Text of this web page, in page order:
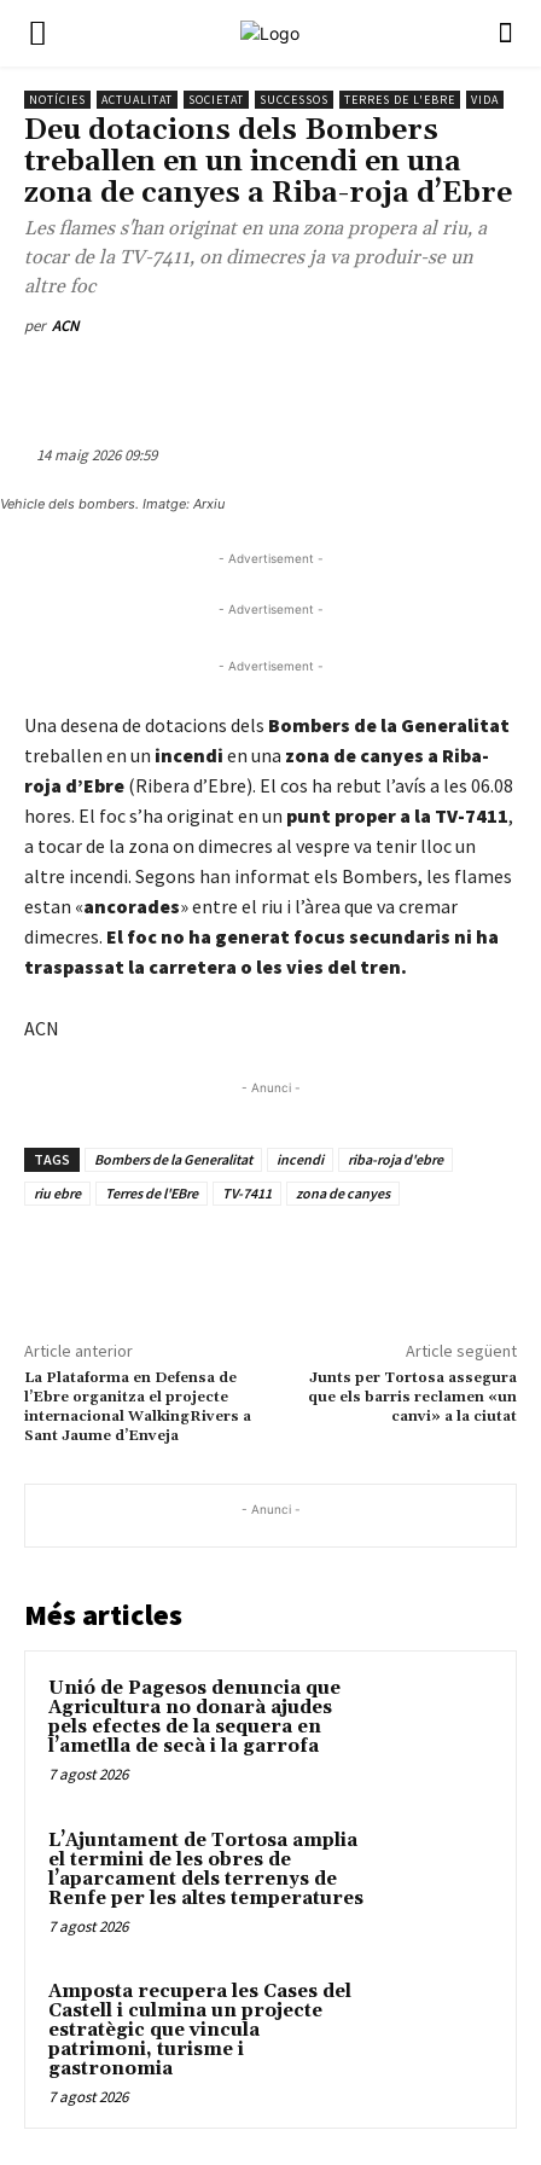
NOTÍCIES ACTUALITAT SOCIETAT SUCCESSOS TERRES DE L'EBRE VIDA
Deu dotacions dels Bombers
treballen en un incendi en una
zona de canyes a Riba-roja d’Ebre
Les flames s'han originat en una zona propera al riu, a
tocar de la TV-7411, on dimecres ja va produir-se un
altre foc
per ACN
14 maig 2026 09:59
Vehicle dels bombers. Imatge: Arxiu
- Advertisement -
- Advertisement -
- Advertisement -
Una desena de dotacions dels Bombers de la Generalitat
treballen en un incendi en una zona de canyes a Riba-
roja d’Ebre (Ribera d’Ebre). El cos ha rebut l’avís a les 06.08
hores. El foc s’ha originat en un punt proper a la TV-7411,
a tocar de la zona on dimecres al vespre va tenir lloc un
altre incendi. Segons han informat els Bombers, les flames
estan «ancorades» entre el riu i l’àrea que va cremar
dimecres. El foc no ha generat focus secundaris ni ha
traspassat la carretera o les vies del tren.
ACN
- Anunci -
TAGS Bombers de la Generalitat incendi
riba-roja d'ebre
riu ebre
Terres de l'EBre TV-7411 zona de canyes
Article anterior
La Plataforma en Defensa de
l’Ebre organitza el projecte
internacional WalkingRivers a
Sant Jaume d’Enveja
Article següent
Junts per Tortosa assegura
que els barris reclamen «un
canvi» a la ciutat
- Anunci -
Més articles
Unió de Pagesos denuncia que
Agricultura no donarà ajudes
pels efectes de la sequera en
l’ametlla de secà i la garrofa
7 agost 2026
L’Ajuntament de Tortosa amplia
el termini de les obres de
l’aparcament dels terrenys de
Renfe per les altes temperatures
7 agost 2026
Amposta recupera les Cases del
Castell i culmina un projecte
estratègic que vincula
patrimoni, turisme i
gastronomia
7 agost 2026